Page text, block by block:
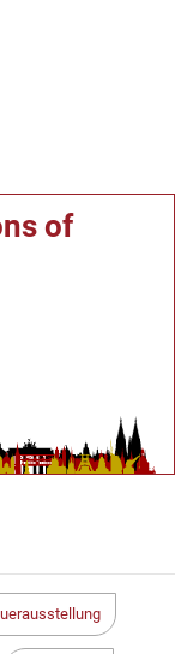
of